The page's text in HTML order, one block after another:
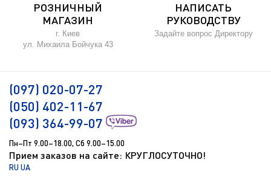
РОЗНИЧНЫЙ
МАГАЗИН
г. Киев
ул. Михаила Бойчука 43
НАПИСАТЬ
РУКОВОДСТВУ
Задайте вопрос Директору
(097) 020-07-27
(050) 402-11-67
(093) 364-99-07
Пн–Пт 9.00–18.00, Сб 9.00–15.00
Прием заказов на сайте: КРУГЛОСУТОЧНО!
RU UA